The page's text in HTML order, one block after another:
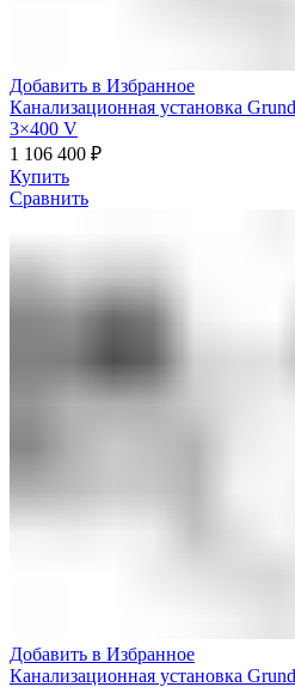
Добавить в Избранное
Канализационная установка
3×400 V
1 106 400 ₽
Купить
Сравнить
Добавить в Избранное
Канализационная установка